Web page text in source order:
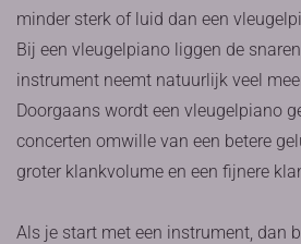
minder sterk of luid dan een
Bij een vleugelpiano liggen de
instrument neemt natuurlijk veel
Doorgaans wordt een vleugelpiano
concerten omwille van een betere
groter klankvolume en een fijnere
Als je start met een instrument, dan